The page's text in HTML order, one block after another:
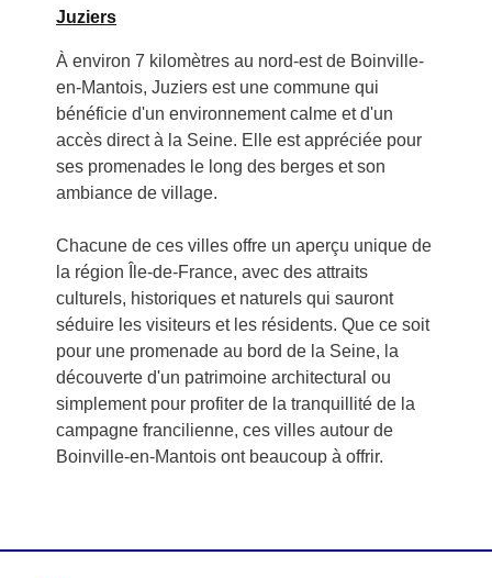
Juziers
À environ 7 kilomètres au nord-est de Boinville-
en-Mantois, Juziers est une commune qui
bénéficie d'un environnement calme et d'un
accès direct à la Seine. Elle est appréciée pour
ses promenades le long des berges et son
ambiance de village.
Chacune de ces villes offre un aperçu unique de
la région Île-de-France, avec des attraits
culturels, historiques et naturels qui sauront
séduire les visiteurs et les résidents. Que ce soit
pour une promenade au bord de la Seine, la
découverte d'un patrimoine architectural ou
simplement pour profiter de la tranquillité de la
campagne francilienne, ces villes autour de
Boinville-en-Mantois ont beaucoup à offrir.